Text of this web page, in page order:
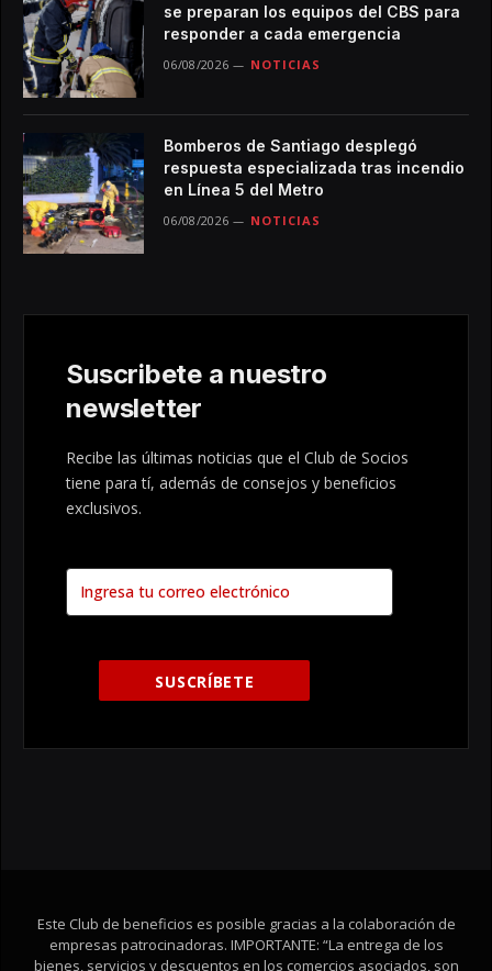
se preparan los equipos del CBS para
responder a cada emergencia
06/08/2026 NOTICIAS
Bomberos de Santiago desplegó
respuesta especializada tras incendio
en Línea 5 del Metro
06/08/2026 NOTICIAS
Suscribete a nuestro
newsletter
Recibe las últimas noticias que el Club de Socios
tiene para tí, además de consejos y beneficios
exclusivos.
Este Club de beneficios es posible gracias a la colaboración de
empresas patrocinadoras. IMPORTANTE: “La entrega de los
bienes, servicios y descuentos en los comercios asociados, son